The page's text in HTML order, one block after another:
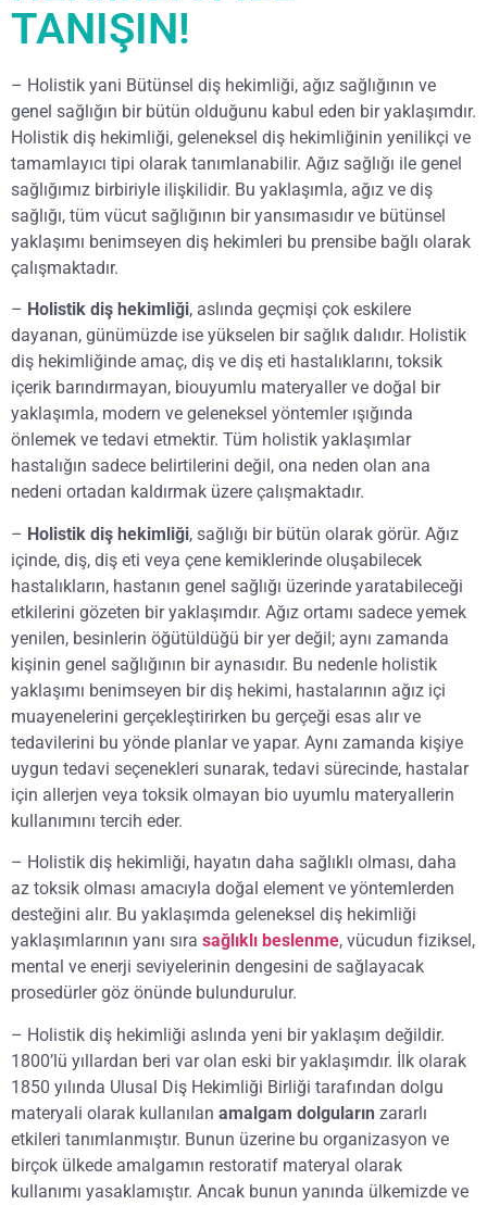
TANIŞIN!
– Holistik yani Bütünsel diş hekimliği, ağız sağlığının ve
genel sağlığın bir bütün olduğunu kabul eden bir yaklaşımdır.
Holistik diş hekimliği, geleneksel diş hekimliğinin yenilikçi ve
tamamlayıcı tipi olarak tanımlanabilir. Ağız sağlığı ile genel
sağlığımız birbiriyle ilişkilidir. Bu yaklaşımla, ağız ve diş
sağlığı, tüm vücut sağlığının bir yansımasıdır ve bütünsel
yaklaşımı benimseyen diş hekimleri bu prensibe bağlı olarak
çalışmaktadır.
– Holistik diş hekimliği, aslında geçmişi çok eskilere
dayanan, günümüzde ise yükselen bir sağlık dalıdır. Holistik
diş hekimliğinde amaç, diş ve diş eti hastalıklarını, toksik
içerik barındırmayan, biouyumlu materyaller ve doğal bir
yaklaşımla, modern ve geleneksel yöntemler ışığında
önlemek ve tedavi etmektir. Tüm holistik yaklaşımlar
hastalığın sadece belirtilerini değil, ona neden olan ana
nedeni ortadan kaldırmak üzere çalışmaktadır.
– Holistik diş hekimliği, sağlığı bir bütün olarak görür. Ağız
içinde, diş, diş eti veya çene kemiklerinde oluşabilecek
hastalıkların, hastanın genel sağlığı üzerinde yaratabileceği
etkilerini gözeten bir yaklaşımdır. Ağız ortamı sadece yemek
yenilen, besinlerin öğütüldüğü bir yer değil; aynı zamanda
kişinin genel sağlığının bir aynasıdır. Bu nedenle holistik
yaklaşımı benimseyen bir diş hekimi, hastalarının ağız içi
muayenelerini gerçekleştirirken bu gerçeği esas alır ve
tedavilerini bu yönde planlar ve yapar. Aynı zamanda kişiye
uygun tedavi seçenekleri sunarak, tedavi sürecinde, hastalar
için allerjen veya toksik olmayan bio uyumlu materyallerin
kullanımını tercih eder.
– Holistik diş hekimliği, hayatın daha sağlıklı olması, daha
az toksik olması amacıyla doğal element ve yöntemlerden
desteğini alır. Bu yaklaşımda geleneksel diş hekimliği
yaklaşımlarının yanı sıra sağlıklı beslenme, vücudun fiziksel,
mental ve enerji seviyelerinin dengesini de sağlayacak
prosedürler göz önünde bulundurulur.
– Holistik diş hekimliği aslında yeni bir yaklaşım değildir.
1800’lü yıllardan beri var olan eski bir yaklaşımdır. İlk olarak
1850 yılında Ulusal Diş Hekimliği Birliği tarafından dolgu
materyali olarak kullanılan amalgam dolguların zararlı
etkileri tanımlanmıştır. Bunun üzerine bu organizasyon ve
birçok ülkede amalgamın restoratif materyal olarak
kullanımı yasaklamıştır. Ancak bunun yanında ülkemizde ve